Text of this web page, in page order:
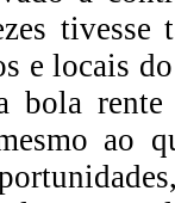
tivesse
e locais
bola
ao